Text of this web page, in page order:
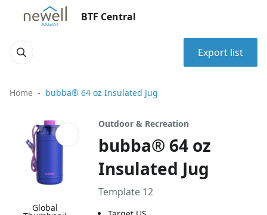
BTF Central
Export list
Home bubba® 64 oz Insulated Jug
Global
Outdoor & Recreation
bubba® 64 oz
Insulated Jug
Template 12